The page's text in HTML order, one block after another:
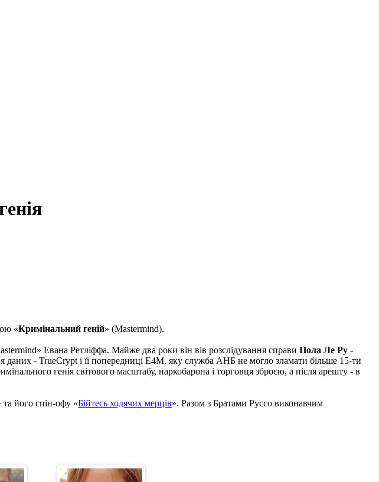
«Кримінальний геній» (Mastermind).
Евана Ретліффа. Майже два роки він вів розслідування справи Пола Ле Ру -
даних - TrueCrypt і її попередниці E4M, яку служба АНБ не могло зламати більше 15-ти
генія світового масштабу, наркобарона і торговця зброєю, а після арешту - в
та його спін-офу «Бійтесь ходячих мерців». Разом з Братами Руссо виконавчим